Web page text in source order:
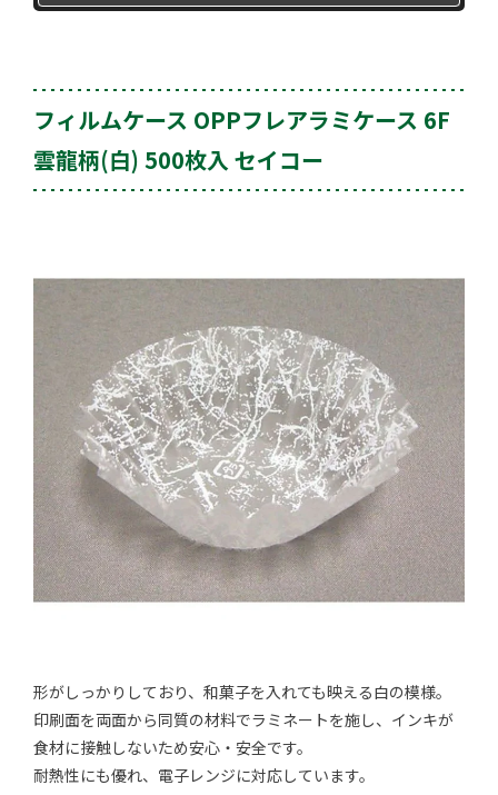
フィルムケース OPPフレアラミケース 6F
雲龍柄(白) 500枚入 セイコー
形がしっかりしており、和菓子を入れても映える白の模様。
印刷面を両面から同質の材料でラミネートを施し、インキが
食材に接触しないため安心・安全です。
耐熱性にも優れ、電子レンジに対応しています。